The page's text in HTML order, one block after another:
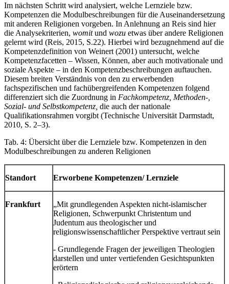
Im nächsten Schritt wird analysiert, welche Lernziele bzw.
Kompetenzen die Modulbeschreibungen für die Auseinandersetzung
mit anderen Religionen vorgeben. In Anlehnung an Reis sind hier
die Analysekriterien, womitund wozu etwas über andere Religionen
gelernt wird (Reis, 2015, S.22). Hierbei wird bezugnehmend auf die
Kompetenzdefinition von Weinert (2001) untersucht, welche
Kompetenzfacetten – Wissen, Können, aber auch motivationale und
soziale Aspekte – in den Kompetenzbeschreibungen auftauchen.
Diesem breiten Verständnis von den zu erwerbenden
fachspezifischen und fachübergreifenden Kompetenzen folgend
differenziert sich die Zuordnung in Fachkompetenz, Methoden-,
Sozial- und Selbstkompetenz, die auch der nationale
Qualifikationsrahmen vorgibt (Technische Universität Darmstadt,
2010, S. 2–3).
Tab. 4: Übersicht über die Lernziele bzw. Kompetenzen in den
Modulbeschreibungen zu anderen Religionen
Standort Erworbene Kompetenzen/ Lernziele
Frankfurt
„Mit grundlegenden Aspekten nicht-islamischer
Religionen, Schwerpunkt Christentum und
Judentum aus theologischer und
religionswissenschaftlicher Perspektive vertraut sein
- Grundlegende Fragen der jeweiligen Theologien
darstellen und unter vertiefenden Gesichtspunkten
erörtern